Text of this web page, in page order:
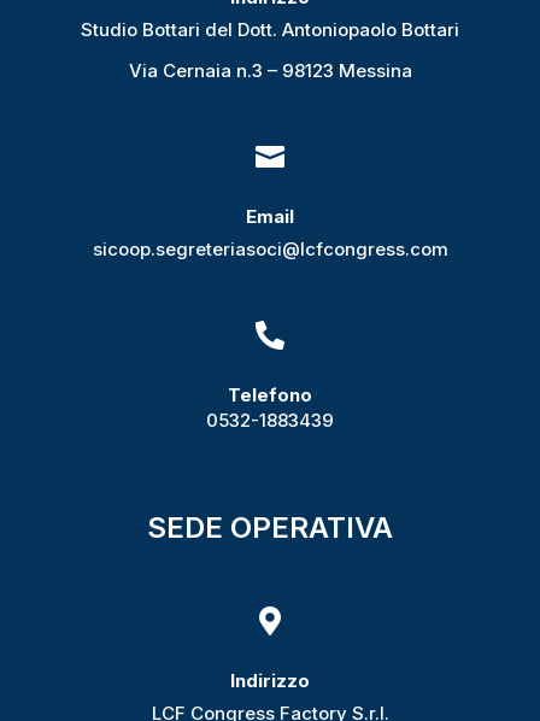
Studio Bottari del Dott. Antoniopaolo Bottari
Via Cernaia n.3 – 98123 Messina

Email
sicoop.segreteriasoci@lcfcongress.com

Telefono
0532-1883439
SEDE OPERATIVA

Indirizzo
LCF Congress Factory S.r.l.